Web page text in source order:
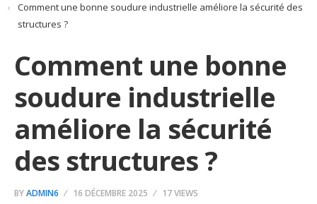
Comment une bonne soudure industrielle améliore la sécurité des
structures ?
Comment une bonne
soudure industrielle
améliore la sécurité
des structures ?
BYADMIN6 16 DÉCEMBRE 2025 17 VIEWS